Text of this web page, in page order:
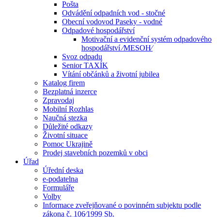
Pošta
Odvádění odpadních vod - stočné
Obecní vodovod Paseky - vodné
Odpadové hospodářství
Motivační a evidenční systém odpadového
hospodářství ⁄MESOH⁄
Svoz odpadu
Senior TAXÍK
Vítání občánků a životní jubilea
Katalog firem
Bezplatná inzerce
Zpravodaj
Mobilní Rozhlas
Naučná stezka
Důležité odkazy
Životní situace
Pomoc Ukrajině
Prodej stavebních pozemků v obci
Úřad
Úřední deska
e-podatelna
Formuláře
Volby
Informace zveřejňované o povinném subjektu podle
zákona č. 106⁄1999 Sb.